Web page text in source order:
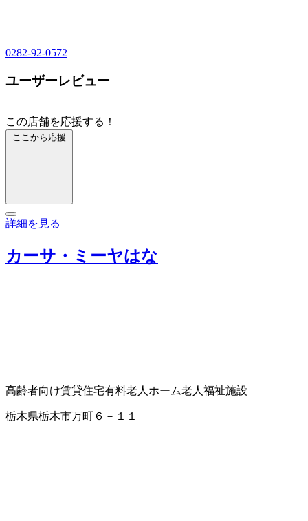
0282-92-0572
ユーザーレビュー
この店舗を応援する！
ここから応援
詳細を見る
カーサ・ミーヤはな
高齢者向け賃貸住宅有料老人ホーム老人福祉施設
栃木県栃木市万町６－１１